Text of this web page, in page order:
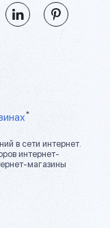
*
в сети интернет.
интернет-
магазины